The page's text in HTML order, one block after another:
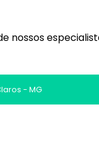
nossos
- MG